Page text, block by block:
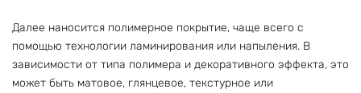
Далее наносится полимерное покрытие, чаще всего с
помощью технологии ламинирования или напыления. В
зависимости от типа полимера и декоративного эффекта, это
может быть матовое, глянцевое, текстурное или